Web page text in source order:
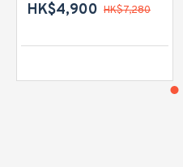
HK$4,900 HK$7,280